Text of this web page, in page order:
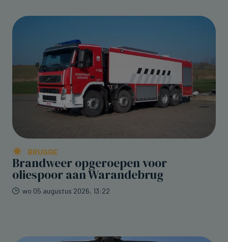
BRUGGE
Brandweer opgeroepen voor
oliespoor aan Warandebrug
wo 05 augustus 2026, 13:22